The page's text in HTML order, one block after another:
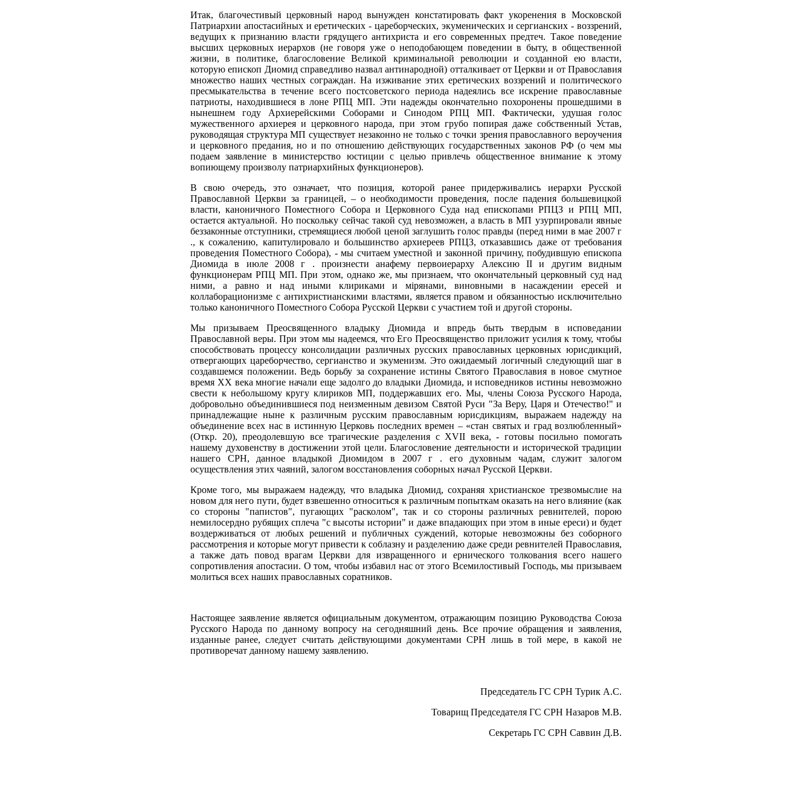
Итак, благочестивый церковный народ вынужден констатировать факт укоренения в Московской
Патриархии апостасийных и еретических - цареборческих, экуменических и сергианских - воззрений,
ведущих к признанию власти грядущего антихриста и его современных предтеч. Такое поведение
высших церковных иерархов (не говоря уже о неподобающем поведении в быту, в общественной
жизни, в политике, благословение Великой криминальной революции и созданной ею власти,
которую епископ Диомид справедливо назвал антинародной) отталкивает от Церкви и от Православия
множество наших честных сограждан. На изживание этих еретических воззрений и политического
пресмыкательства в течение всего постсоветского периода надеялись все искрение православные
патриоты, находившиеся в лоне РПЦ МП. Эти надежды окончательно похоронены прошедшими в
нынешнем году Архиерейскими Соборами и Синодом РПЦ МП. Фактически, удушая голос
мужественного архиерея и церковного народа, при этом грубо попирая даже собственный Устав,
руководящая структура МП существует незаконно не только с точки зрения православного вероучения
и церковного предания, но и по отношению действующих государственных законов РФ (о чем мы
подаем заявление в министерство юстиции с целью привлечь общественное внимание к этому
вопиющему произволу патриархийных функционеров).
В свою очередь, это означает, что позиция, которой ранее придерживались иерархи Русской
Православной Церкви за границей, – о необходимости проведения, после падения большевицкой
власти, каноничного Поместного Собора и Церковного Суда над епископами РПЦЗ и РПЦ МП,
остается актуальной. Но поскольку сейчас такой суд невозможен, а власть в МП узурпировали явные
беззаконные отступники, стремящиеся любой ценой заглушить голос правды (перед ними в мае 2007 г
., к сожалению, капитулировало и большинство архиереев РПЦЗ, отказавшись даже от требования
проведения Поместного Собора), - мы считаем уместной и законной причину, побудившую епископа
Диомида в июле 2008 г . произнести анафему первоиерарху Алексию II и другим видным
функционерам РПЦ МП. При этом, однако же, мы признаем, что окончательный церковный суд над
ними, а равно и над иными клириками и мiрянами, виновными в насаждении ересей и
коллаборационизме с антихристианскими властями, является правом и обязанностью исключительно
только каноничного Поместного Собора Русской Церкви с участием той и другой стороны.
Мы призываем Преосвященного владыку Диомида и впредь быть твердым в исповедании
Православной веры. При этом мы надеемся, что Его Преосвященство приложит усилия к тому, чтобы
способствовать процессу консолидации различных русских православных церковных юрисдикций,
отвергающих цареборчество, сергианство и экуменизм. Это ожидаемый логичный следующий шаг в
создавшемся положении. Ведь борьбу за сохранение истины Святого Православия в новое смутное
время ХХ века многие начали еще задолго до владыки Диомида, и исповедников истины невозможно
свести к небольшому кругу клириков МП, поддержавших его. Мы, члены Союза Русского Народа,
добровольно объединившиеся под неизменным девизом Святой Руси "За Веру, Царя и Отечество!" и
принадлежащие ныне к различным русским православным юрисдикциям, выражаем надежду на
объединение всех нас в истинную Церковь последних времен – «стан святых и град возлюбленный»
(Откр. 20), преодолевшую все трагические разделения с ХVII века, - готовы посильно помогать
нашему духовенству в достижении этой цели. Благословение деятельности и исторической традиции
нашего СРН, данное владыкой Диомидом в 2007 г . его духовным чадам, служит залогом
осуществления этих чаяний, залогом восстановления соборных начал Русской Церкви.
Кроме того, мы выражаем надежду, что владыка Диомид, сохраняя христианское трезвомыслие на
новом для него пути, будет взвешенно относиться к различным попыткам оказать на него влияние (как
со стороны "папистов", пугающих "расколом", так и со стороны различных ревнителей, порою
немилосердно рубящих сплеча "с высоты истории" и даже впадающих при этом в иные ереси) и будет
воздерживаться от любых решений и публичных суждений, которые невозможны без соборного
рассмотрения и которые могут привести к соблазну и разделению даже среди ревнителей Православия,
а также дать повод врагам Церкви для извращенного и ернического толкования всего нашего
сопротивления апостасии. О том, чтобы избавил нас от этого Всемилостивый Господь, мы призываем
молиться всех наших православных соратников.
Настоящее заявление является официальным документом, отражающим позицию Руководства Союза
Русского Народа по данному вопросу на сегодняшний день. Все прочие обращения и заявления,
изданные ранее, следует считать действующими документами СРН лишь в той мере, в какой не
противоречат данному нашему заявлению.
Председатель ГС СРН Турик А.С.
Товарищ Председателя ГС СРН Назаров М.В.
Секретарь ГС СРН Саввин Д.В.